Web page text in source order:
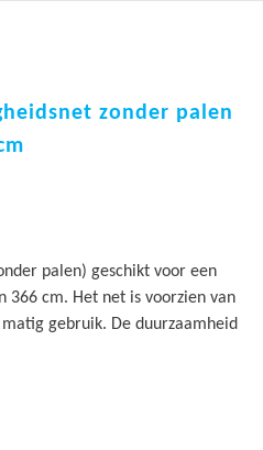
zonder palen
palen) geschikt voor een
366 cm. Het net is voorzien van
gebruik. De duurzaamheid